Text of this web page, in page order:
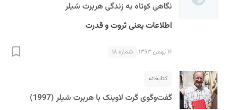
نگاهی کوتاه به زندگی هربرت شیلر
اطلاعات یعنی ثروت و قدرت
۱۶ بهمن ۱۳۹۳ شماره ۱۸
کتابخانه
گفت‌وگوی گرت لاوینک با هربرت شیلر (1997)